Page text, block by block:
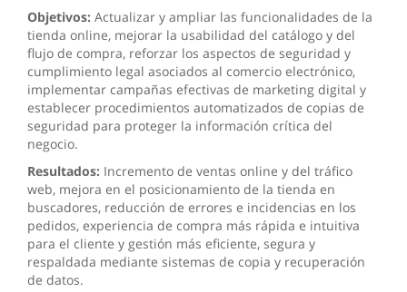
Objetivos: Actualizar y ampliar las funcionalidades de la
tienda online, mejorar la usabilidad del catálogo y del
flujo de compra, reforzar los aspectos de seguridad y
cumplimiento legal asociados al comercio electrónico,
implementar campañas efectivas de marketing digital y
establecer procedimientos automatizados de copias de
seguridad para proteger la información crítica del
negocio.
Resultados: Incremento de ventas online y del tráfico
web, mejora en el posicionamiento de la tienda en
buscadores, reducción de errores e incidencias en los
pedidos, experiencia de compra más rápida e intuitiva
para el cliente y gestión más eficiente, segura y
respaldada mediante sistemas de copia y recuperación
de datos.